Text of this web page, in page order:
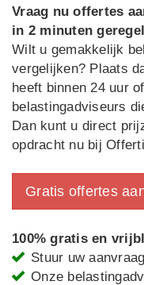
Vraag nu offertes
in 2 minuten
Wilt u gemakkelijk
vergelijken? Plaats
heeft binnen 24 uur
belastingadviseurs
Dan kunt u direct
opdracht nu bij
Gratis offertes
100% gratis en
Stuur uw
Onze